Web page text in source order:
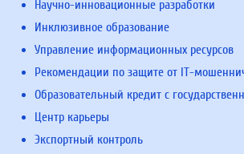
Научно-инновационные разработки
Инклюзивное образование
Управление информационных ресурсов
Рекомендации по защите от IT-
Образовательный кредит с
Центр карьеры
Экспортный контроль